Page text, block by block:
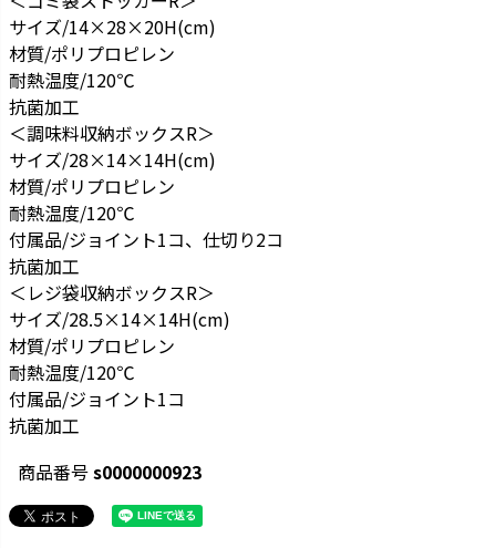
サイズ/14×28×20H(cm)
材質/ポリプロピレン
耐熱温度/120℃
抗菌加工
＜調味料収納ボックスR＞
サイズ/28×14×14H(cm)
材質/ポリプロピレン
耐熱温度/120℃
付属品/ジョイント1コ、仕切り2コ
抗菌加工
＜レジ袋収納ボックスR＞
サイズ/28.5×14×14H(cm)
材質/ポリプロピレン
耐熱温度/120℃
付属品/ジョイント1コ
抗菌加工
商品番号s0000000923